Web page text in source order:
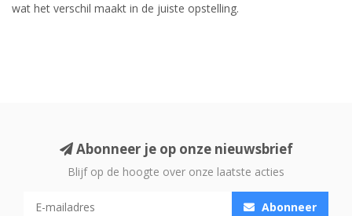
wat het verschil maakt in de juiste opstelling.
Abonneer je op onze nieuwsbrief
Blijf op de hoogte over onze laatste acties
Abonneer